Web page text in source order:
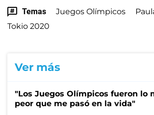
Temas Juegos Olímpicos
Tokio 2020
Ver más
"Los Juegos Olímpicos fueron lo
peor que me pasó en la vida"